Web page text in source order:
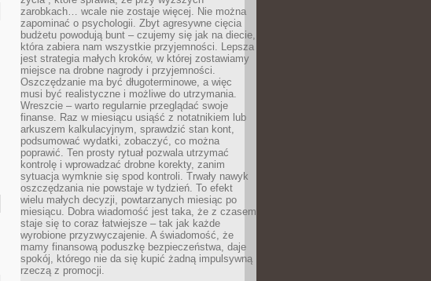
zarobkach… wcale nie zostaje więcej. Nie można
zapominać o psychologii. Zbyt agresywne cięcia
budżetu powodują bunt – czujemy się jak na diecie,
która zabiera nam wszystkie przyjemności. Lepsza
jest strategia małych kroków, w której zostawiamy
miejsce na drobne nagrody i przyjemności.
Oszczędzanie ma być długoterminowe, a więc
musi być realistyczne i możliwe do utrzymania.
Wreszcie – warto regularnie przeglądać swoje
finanse. Raz w miesiącu usiąść z notatnikiem lub
arkuszem kalkulacyjnym, sprawdzić stan kont,
podsumować wydatki, zobaczyć, co można
poprawić. Ten prosty rytuał pozwala utrzymać
kontrolę i wprowadzać drobne korekty, zanim
sytuacja wymknie się spod kontroli. Trwały nawyk
oszczędzania nie powstaje w tydzień. To efekt
wielu małych decyzji, powtarzanych miesiąc po
miesiącu. Dobra wiadomość jest taka, że z czasem
staje się to coraz łatwiejsze – tak jak każde
wyrobione przyzwyczajenie. A świadomość, że
mamy finansową poduszkę bezpieczeństwa, daje
spokój, którego nie da się kupić żadną impulsywną
rzeczą z promocji.